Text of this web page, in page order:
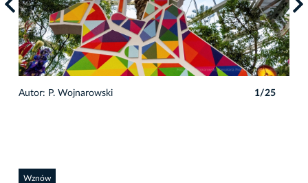
Autor: P. Wojnarowski 1/25
Wznów